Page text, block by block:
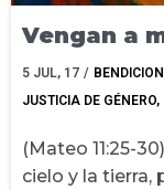
Vengan a
5 JUL, 17 /
JUSTICIA DE GÉNERO
(Mateo 11:25-
cielo y la